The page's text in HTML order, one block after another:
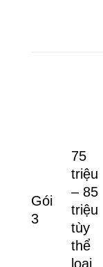
Gói
3
75
triệu
– 85
triệu
tùy
thể
loại